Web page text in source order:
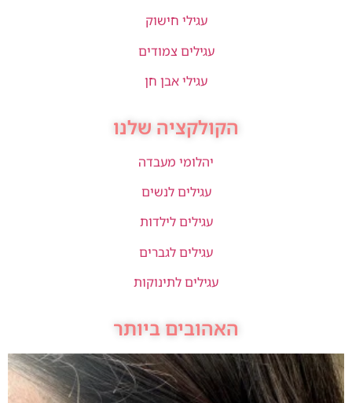
עגילי חישוק
עגילים צמודים
עגילי אבן חן
הקולקציה שלנו
יהלומי מעבדה
עגילים לנשים
עגילים לילדות
עגילים לגברים
עגילים לתינוקות
האהובים ביותר